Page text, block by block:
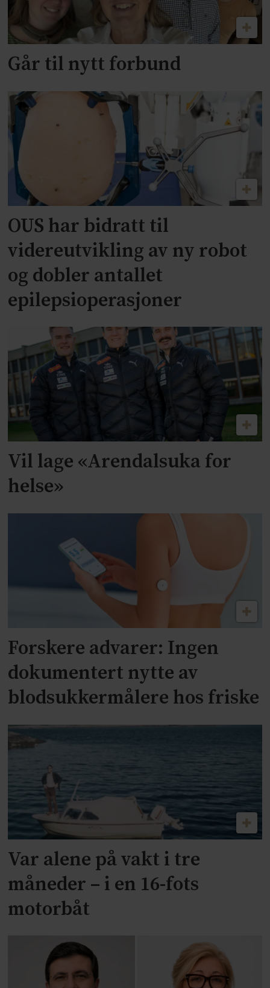
Går til nytt forbund
OUS har bidratt til
videreutvikling av ny robot
og dobler antallet
epilepsioperasjoner
Vil lage «Arendalsuka for
helse»
Forskere advarer: Ingen
dokumentert nytte av
blodsukkermålere hos friske
Var alene på vakt i tre
måneder – i en 16-fots
motorbåt